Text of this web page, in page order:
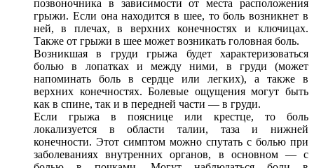
позвоночника в зависимости от места расположения
грыжи. Если она находится в шее, то боль возникнет в
ней, в плечах, в верхних конечностях и ключицах.
Также от грыжи в шее может возникать головная боль.
Возникшая в груди грыжа будет характеризоваться
болью в лопатках и между ними, в груди (может
напоминать боль в сердце или легких), а также в
верхних конечностях. Болевые ощущения могут быть
как в спине, так и в передней части — в груди.
Если грыжа в пояснице или крестце, то боль
локализуется в области талии, таза и нижней
конечности. Этот симптом можно спутать с болью при
заболеваниях внутренних органов, в основном — с